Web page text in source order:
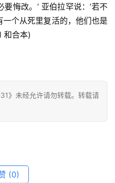
悔改。’ 亚伯拉罕说：‘若不
个从死里复活的，他们也是
和合本)
》未经允许请勿转载。转载请
(0)